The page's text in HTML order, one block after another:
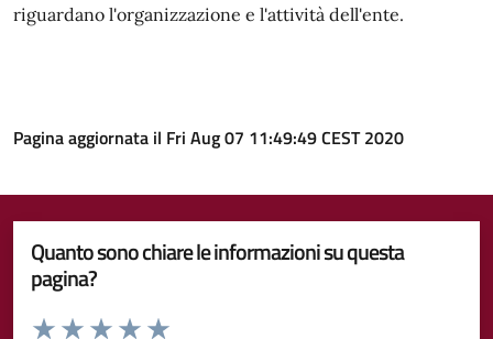
riguardano l'organizzazione e l'attività dell'ente.
Pagina aggiornata il Fri Aug 07 11:49:49 CEST 2020
Quanto sono chiare le informazioni su questa
pagina?
Valuta da 1 a 5 stelle la pagina